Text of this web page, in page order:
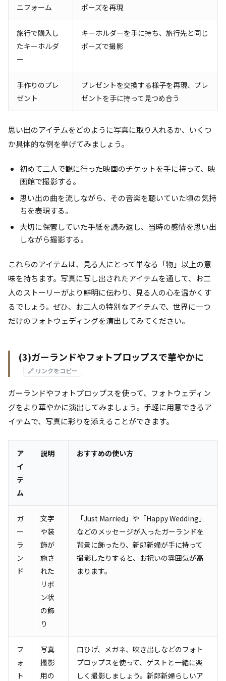
ニフォーム
ポーズを再現
旅行で購入し
たキーホルダ
ー
キーホルダーを手に持ち、旅行先と同じ
ポーズで撮影
手作りのプレ
ゼント
プレゼントを交換する様子を再現、プレ
ゼントを手に持って見つめ合う
思い出のアイテムをどのように写真に取り入れるか、いくつ
か具体的な例を挙げてみましょう。
初めて二人で観に行った映画のチケットを手に持って、映
画館で撮影する。
思い出の曲を流しながら、その音楽を聴いていた頃の気持
ちを表現する。
大切に保管していた手紙を読み返し、当時の感情を思い出
しながら撮影する。
これらのアイテムは、見る人にとって単なる「物」以上の意
味を持ちます。写真に写し出されたアイテムを通して、お二
人のストーリーがより鮮明に伝わり、見る人の心を温かくす
るでしょう。ぜひ、お二人の特別なアイテムで、世界に一つ
だけのフォトウェディングを演出してみてください。
(3)ガーランドやフォトプロップスで華やかに
🔗 リンクをコピー
ガーランドやフォトプロップスを使って、フォトウェディン
グをより華やかに演出してみましょう。手軽に用意できるア
イテムで、写真に彩りを添えることができます。
ア
イ
テ
ム
説明 おすすめの使い方
ガ
ー
ラ
ン
ド
文字
や装
飾が
施さ
れた
リボ
ン状
の飾
り
「Just Married」や「Happy Wedding」
などのメッセージが入ったガーランドを
背景に飾ったり、新郎新婦が手に持って
撮影したりすると、お祝いの雰囲気が高
まります。
フ
ォ
ト
写真
撮影
用の
口ひげ、メガネ、吹き出しなどのフォト
プロップスを使って、ゲストと一緒に楽
しく撮影しましょう。新郎新婦らしいア